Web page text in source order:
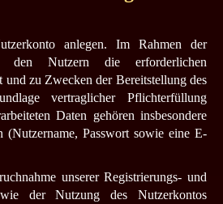
anlegen. Im Rahmen der
den Nutzern die erforderlichen
und zu Zwecken der Bereitstellung des
vertraglicher Pflichterfüllung
Daten gehören insbesondere
(Nutzername, Passwort sowie eine E-
unserer Registrierungs- und
der Nutzung des Nutzerkontos